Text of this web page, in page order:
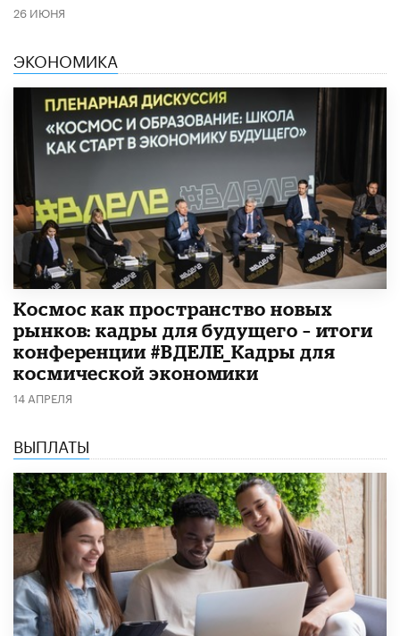
26 ИЮНЯ
ЭКОНОМИКА
Космос как пространство новых
рынков: кадры для будущего – итоги
конференции #ВДЕЛЕ_Кадры для
космической экономики
14 АПРЕЛЯ
ВЫПЛАТЫ